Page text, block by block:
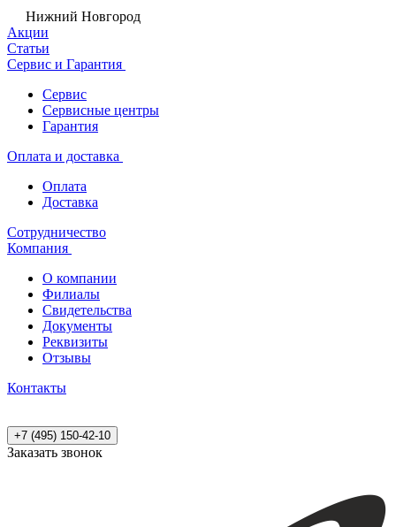
Нижний Новгород
Акции
Статьи
Сервис и Гарантия
Сервис
Сервисные центры
Гарантия
Оплата и доставка
Оплата
Доставка
Сотрудничество
Компания
О компании
Филиалы
Свидетельства
Документы
Реквизиты
Отзывы
Контакты
+7 (495) 150-42-10
Заказать звонок